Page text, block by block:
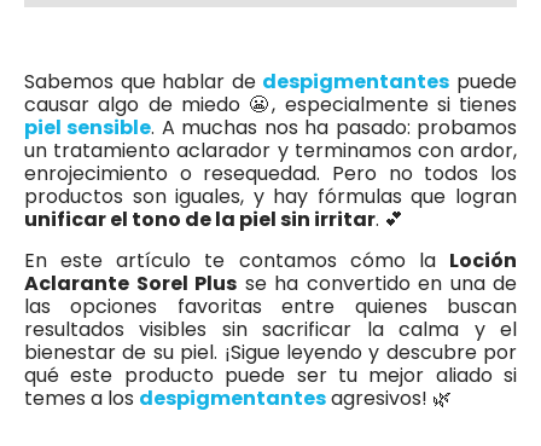
Sabemos que hablar de despigmentantes puede
causar algo de miedo 😬, especialmente si tienes
piel sensible. A muchas nos ha pasado: probamos
un tratamiento aclarador y terminamos con ardor,
enrojecimiento o resequedad. Pero no todos los
productos son iguales, y hay fórmulas que logran
unificar el tono de la piel sin irritar. 💕
En este artículo te contamos cómo la Loción
Aclarante Sorel Plus se ha convertido en una de
las opciones favoritas entre quienes buscan
resultados visibles sin sacrificar la calma y el
bienestar de su piel. ¡Sigue leyendo y descubre por
qué este producto puede ser tu mejor aliado si
temes a los despigmentantesagresivos! 🌿